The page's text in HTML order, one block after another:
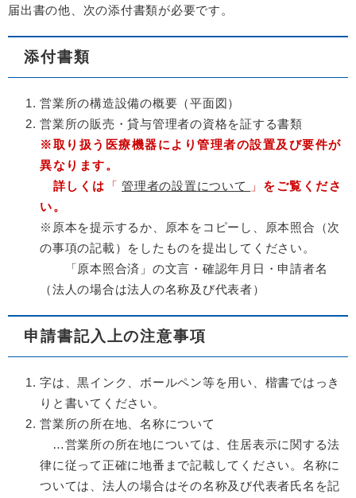
届出書の他、次の添付書類が必要です。
添付書類
営業所の構造設備の概要（平面図）
営業所の販売・貸与管理者の資格を証する書類
※取り扱う医療機器により管理者の設置及び要件が
異なります。
詳しくは 「 管理者の設置について 」 をご覧くださ
い。
※原本を提示するか、原本をコピーし、原本照合（次
の事項の記載）をしたものを提出してください。
「原本照合済」の文言・確認年月日・申請者名
（法人の場合は法人の名称及び代表者）
申請書記入上の注意事項
字は、黒インク、ボールペン等を用い、楷書ではっき
りと書いてください。
営業所の所在地、名称について
…営業所の所在地については、住居表示に関する法
律に従って正確に地番まで記載してください。名称に
ついては、法人の場合はその名称及び代表者氏名を記